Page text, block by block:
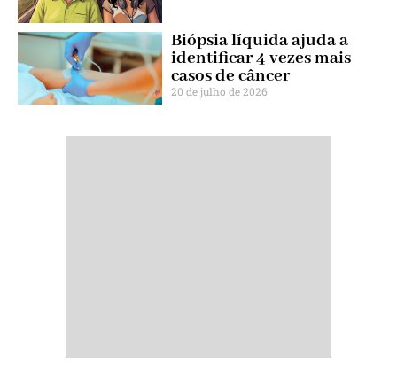
Biópsia líquida ajuda a
identificar 4 vezes mais
casos de câncer
20 de julho de 2026